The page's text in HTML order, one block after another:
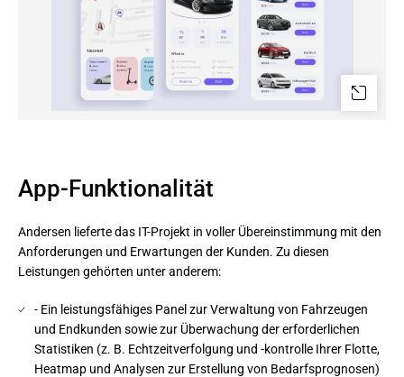
App-Funktionalität
Andersen lieferte das IT-Projekt in voller Übereinstimmung mit den
Anforderungen und Erwartungen der Kunden. Zu diesen
Leistungen gehörten unter anderem:
- Ein leistungsfähiges Panel zur Verwaltung von Fahrzeugen
und Endkunden sowie zur Überwachung der erforderlichen
Statistiken (z. B. Echtzeitverfolgung und -kontrolle Ihrer Flotte,
Heatmap und Analysen zur Erstellung von Bedarfsprognosen)